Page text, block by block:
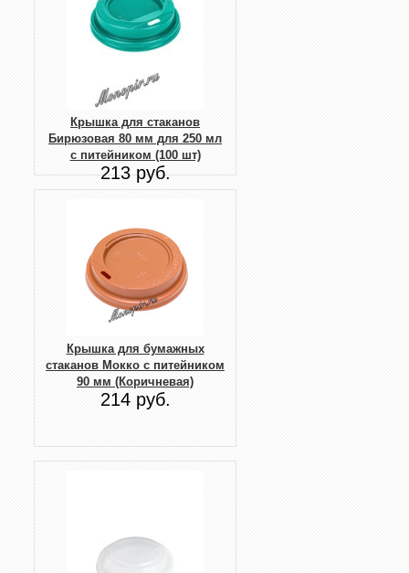
Крышка для стаканов
Бирюзовая 80 мм для 250 мл
с питейником (100 шт)
213 руб.
Крышка для бумажных
стаканов Мокко с питейником
90 мм (Коричневая)
214 руб.